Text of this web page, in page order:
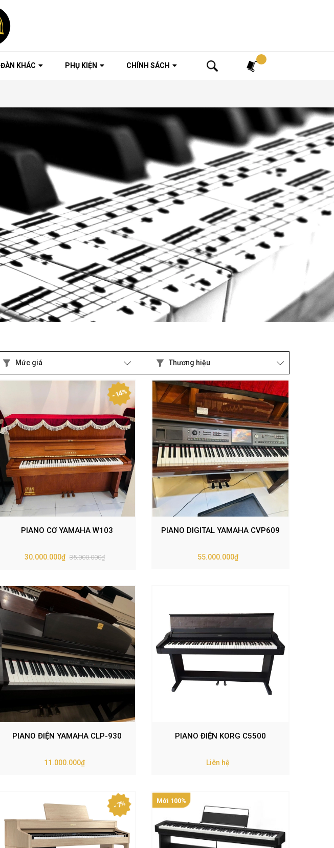
ĐÀN KHÁC PHỤ KIỆN CHÍNH SÁCH
Mức giá Thương hiệu
- 14%
PIANO CƠ YAMAHA W103
30.000.000₫ 35.000.000₫
PIANO DIGITAL YAMAHA CVP609
55.000.000₫
PIANO ĐIỆN YAMAHA CLP-930
11.000.000₫
PIANO ĐIỆN KORG C5500
Liên hệ
- 7% Mới 100%